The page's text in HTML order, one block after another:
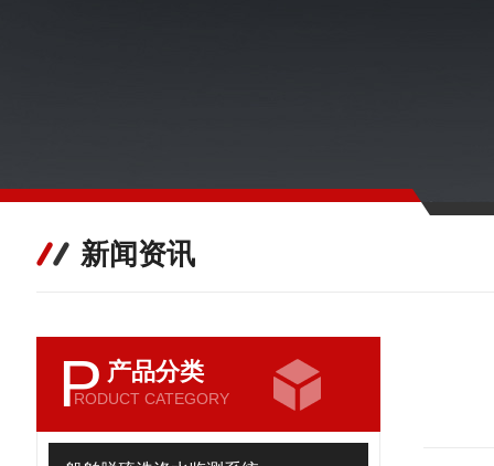
新闻资讯
P 产品分类
RODUCT CATEGORY